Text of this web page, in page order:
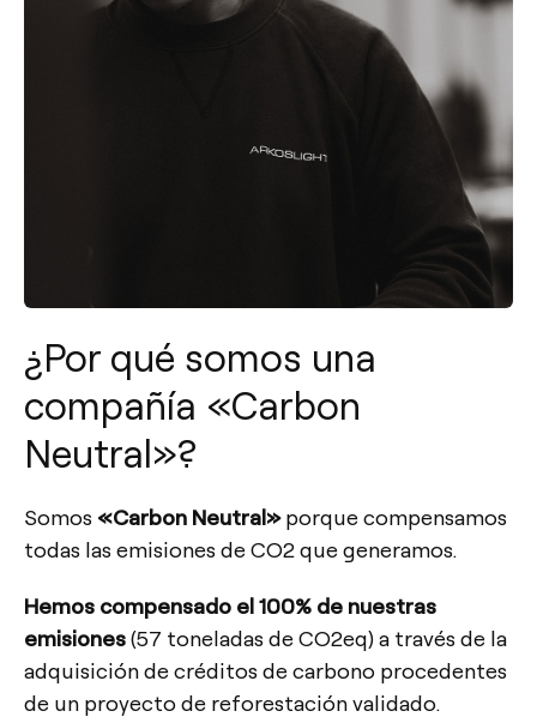
¿Por qué somos una
compañía «Carbon
Neutral»?
Somos «Carbon Neutral»porque compensamos
todas las emisiones de CO2 que generamos.
Hemos compensado el 100% de nuestras
emisiones(57 toneladas de CO2eq) a través de la
adquisición de créditos de carbono procedentes
de un proyecto de reforestación validado.